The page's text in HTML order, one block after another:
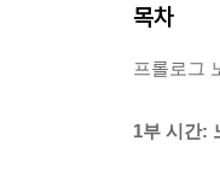
목차
프롤로그
1부 시간: